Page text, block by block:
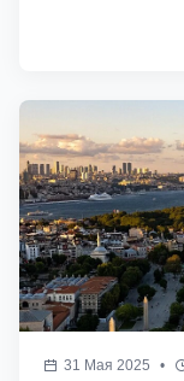
31 Мая 2025 •